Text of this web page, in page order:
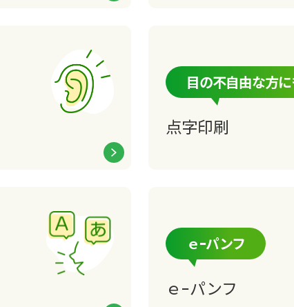
目の不自由な方
点字印刷
ｅｰパンフ
ｅｰパンフ